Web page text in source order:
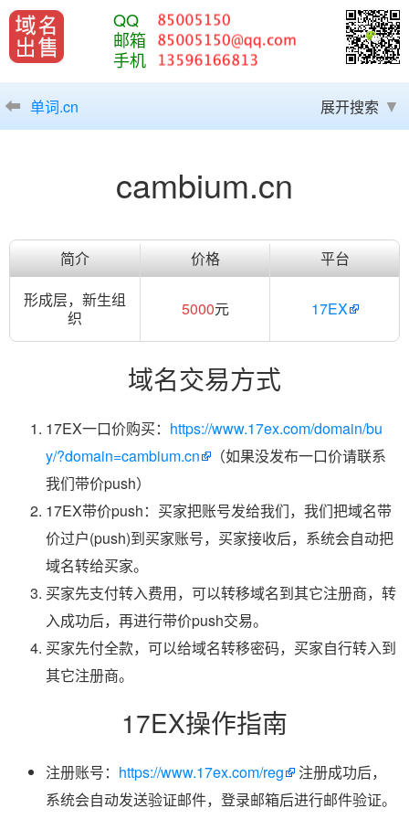
QQ
邮箱
手机
单词.cn 展开搜索
cambium.cn
简介 价格
平台
形成层，新生组
织
5000元 17EX
域名交易方式
17EX一口价购买： https://www.17ex.com/domain/bu
y/?domain=cambium.cn
（如果没发布一口价请联系
我们带价push）
17EX带价push：买家把账号发给我们，我们把域名带
价过户(push)到买家账号，买家接收后，系统会自动把
域名转给买家。
买家先支付转入费用，可以转移域名到其它注册商，转
入成功后，再进行带价push交易。
买家先付全款，可以给域名转移密码，买家自行转入到
其它注册商。
17EX操作指南
注册账号： https://www.17ex.com/reg
注册成功后，
系统会自动发送验证邮件，登录邮箱后进行邮件验证。